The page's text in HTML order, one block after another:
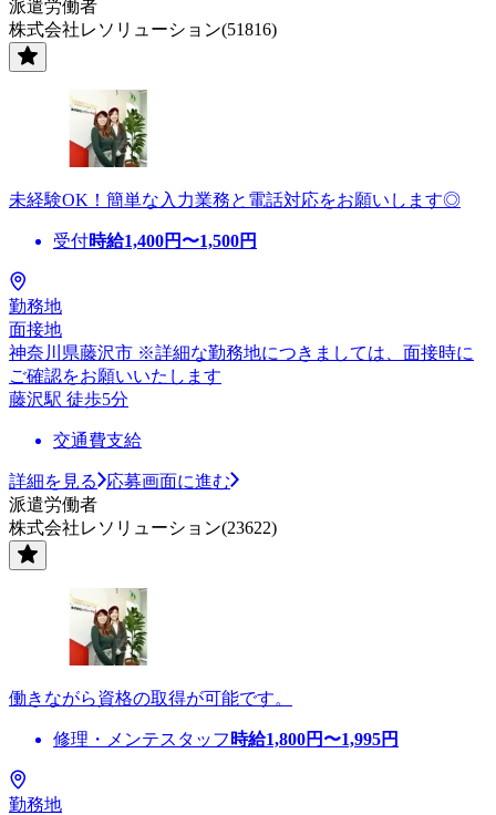
派遣労働者
株式会社レソリューション(51816)
未経験OK！簡単な入力業務と電話対応をお願いします◎
受付時給1,400円〜1,500円
勤務地
面接地
神奈川県藤沢市 ※詳細な勤務地につきましては、面接時に
ご確認をお願いいたします
藤沢駅 徒歩5分
交通費支給
詳細を見る
応募画面に進む
派遣労働者
株式会社レソリューション(23622)
働きながら資格の取得が可能です。
修理・メンテスタッフ 時給1,800円〜1,995円
勤務地